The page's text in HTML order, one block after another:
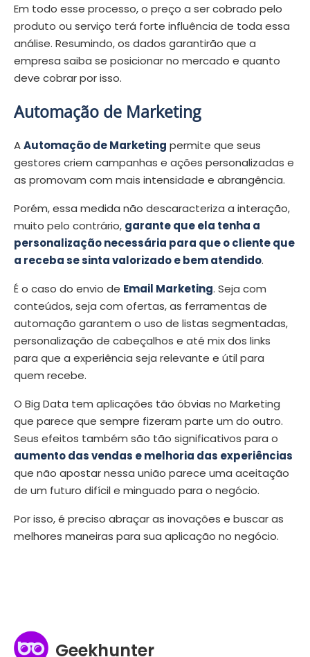
Em todo esse processo, o preço a ser cobrado pelo
produto ou serviço terá forte influência de toda essa
análise. Resumindo, os dados garantirão que a
empresa saiba se posicionar no mercado e quanto
deve cobrar por isso.
Automação de Marketing
AAutomação de Marketing permite que seus
gestores criem campanhas e ações personalizadas e
as promovam com mais intensidade e abrangência.
Porém, essa medida não descaracteriza a interação,
muito pelo contrário, garante que ela tenha a
personalização necessária para que o cliente que
a receba se sinta valorizado e bem atendido.
É o caso do envio de Email Marketing. Seja com
conteúdos, seja com ofertas, as ferramentas de
automação garantem o uso de listas segmentadas,
personalização de cabeçalhos e até mix dos links
para que a experiência seja relevante e útil para
quem recebe.
O Big Data tem aplicações tão óbvias no Marketing
que parece que sempre fizeram parte um do outro.
Seus efeitos também são tão significativos para o
aumento das vendas e melhoria das experiências
que não apostar nessa união parece uma aceitação
de um futuro difícil e minguado para o negócio.
Por isso, é preciso abraçar as inovações e buscar as
melhores maneiras para sua aplicação no negócio.
Geekhunter